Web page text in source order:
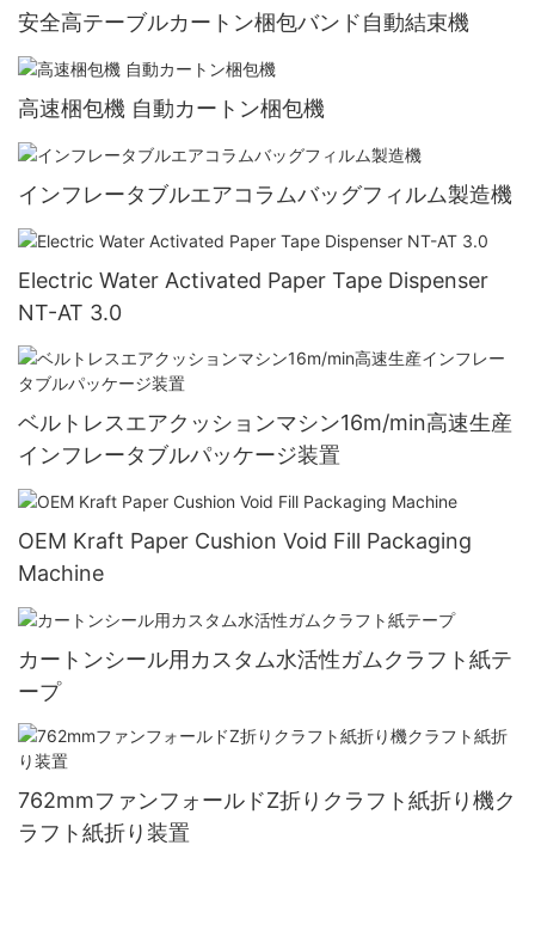
安全高テーブルカートン梱包バンド自動結束機
高速梱包機 自動カートン梱包機
インフレータブルエアコラムバッグフィルム製造機
Electric Water Activated Paper Tape Dispenser
NT-AT 3.0
ベルトレスエアクッションマシン16m/min高速生産
インフレータブルパッケージ装置
OEM Kraft Paper Cushion Void Fill Packaging
Machine
カートンシール用カスタム水活性ガムクラフト紙テ
ープ
762mmファンフォールドZ折りクラフト紙折り機ク
ラフト紙折り装置